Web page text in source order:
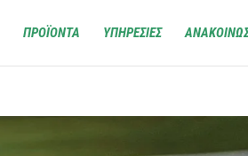
ΠΡΟΪΟΝΤΑ ΥΠΗΡΕΣΙΕΣ